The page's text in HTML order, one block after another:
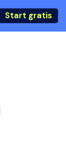
Start gratis